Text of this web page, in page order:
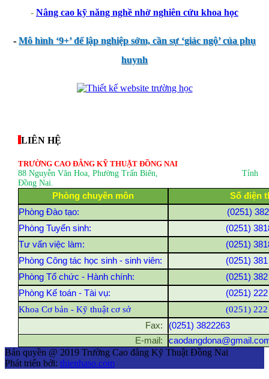
- Nâng cao kỹ năng nghề nhờ nghiên cứu khoa học
-Mô hình ‘9+’ để lập nghiệp sớm, cần sự ‘giác ngộ’ của phụ
huynh
LIÊN HỆ
TRƯỜNG CAO ĐẲNG KỸ THUẬT ĐỒNG NAI
88 Nguyễn Văn Hoa, Phường Trấn Biên , Tỉnh
Đồng Nai.
Phòng chuyên môn
Số điện
Phòng Đào tạo:
(0251)
Phòng Tuyển sinh:
(0251)
Tư vấn việc làm:
(0251)
Phòng Công tác học sinh - sinh viên:
(0251)
Phòng Tổ chức - Hành chính:
(0251)
Phòng Kế toán - Tài vụ:
(0251)
Khoa Cơ bản - Kỹ thuật cơ sở
(0251)
Fax:
(0251) 3822263
E-mail:
Bản quyền @ 2019 Trường Cao đẳng Kỹ Thuật Đồng Nai
Phát triển bởi: thienhaso.com